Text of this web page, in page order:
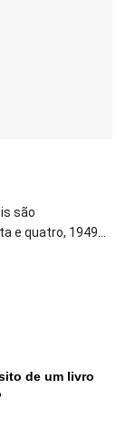
são
e quatro, 1949...
de um livro